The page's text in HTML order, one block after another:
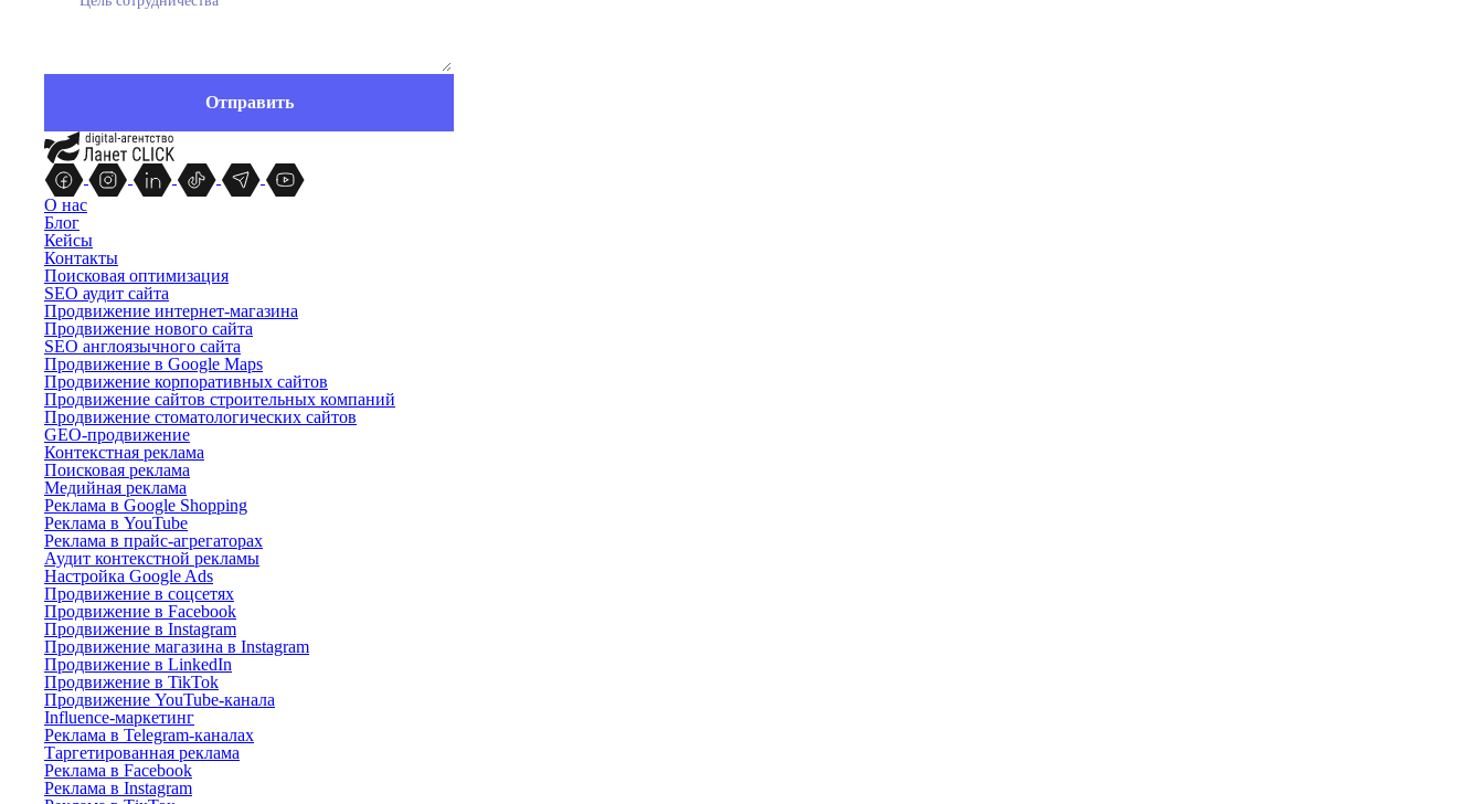
О нас
Блог
Кейсы
Контакты
Поисковая оптимизация
SEO аудит сайта
Продвижение интернет-магазина
Продвижение нового сайта
SEO англоязычного сайта
Продвижение в Google Maps
Продвижение корпоративных сайтов
Продвижение сайтов строительных компаний
Продвижение стоматологических сайтов
GEO-продвижение
Контекстная реклама
Поисковая реклама
Медийная реклама
Реклама в Google Shopping
Реклама в YouTube
Реклама в прайс-агрегаторах
Аудит контекстной рекламы
Настройка Google Ads
Продвижение в соцсетях
Продвижение в Facebook
Продвижение в Instagram
Продвижение магазина в Instagram
Продвижение в LinkedIn
Продвижение в TikTok
Продвижение YouTube-канала
Influence-маркетинг
Реклама в Telegram-каналах
Таргетированная реклама
Реклама в Facebook
Реклама в Instagram